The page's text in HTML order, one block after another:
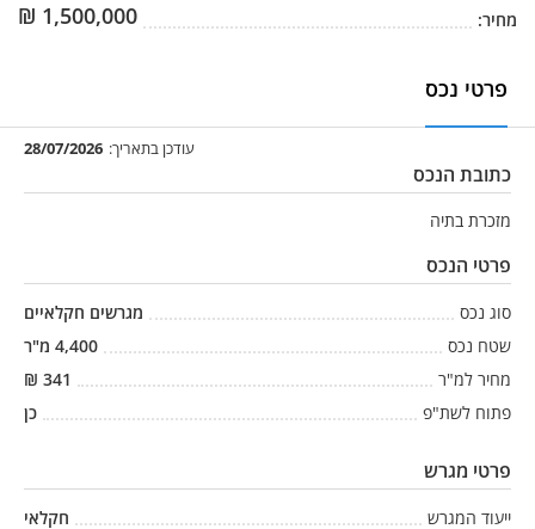
מחיר: 1,500,000
₪
פרטי נכס
עודכן בתאריך: 28/07/2026
כתובת הנכס
מזכרת בתיה
פרטי הנכס
סוג נכס
מגרשים חקלאיים
שטח נכס
4,400 מ"ר
מחיר למ"ר
341
₪
פתוח לשת"פ
כן
פרטי מגרש
ייעוד המגרש
חקלאי